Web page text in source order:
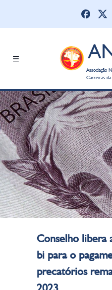
Associação
Carreiras da
Conselho libera
bi para o
precatórios